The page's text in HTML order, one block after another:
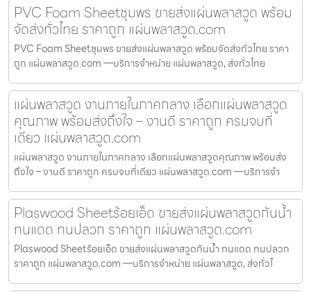
PVC Foam Sheetชุมพร ขายส่งแผ่นพลาสวูด พร้อม
จัดส่งทั่วไทย ราคาถูก แผ่นพลาสวูด.com
PVC Foam Sheetชุมพร ขายส่งแผ่นพลาสวูด พร้อมจัดส่งทั่วไทย ราคา
ถูก แผ่นพลาสวูด.com —บริการจำหน่าย แผ่นพลาสวูด, ส่งทั่วไทย
แผ่นพลาสวูด งานภายในภาคกลาง เลือกแผ่นพลาสวูด
คุณภาพ พร้อมส่งถึงใจ – งานดี ราคาถูก ครบจบที่
เดียว แผ่นพลาสวูด.com
แผ่นพลาสวูด งานภายในภาคกลาง เลือกแผ่นพลาสวูดคุณภาพ พร้อมส่ง
ถึงใจ – งานดี ราคาถูก ครบจบที่เดียว แผ่นพลาสวูด.com —บริการจำ
Plaswood Sheetร้อยเอ็ด ขายส่งแผ่นพลาสวูดกันน้ำ
ทนแดด ทนปลวก ราคาถูก แผ่นพลาสวูด.com
Plaswood Sheetร้อยเอ็ด ขายส่งแผ่นพลาสวูดกันน้ำ ทนแดด ทนปลวก
ราคาถูก แผ่นพลาสวูด.com —บริการจำหน่าย แผ่นพลาสวูด, ส่งทั่วไ